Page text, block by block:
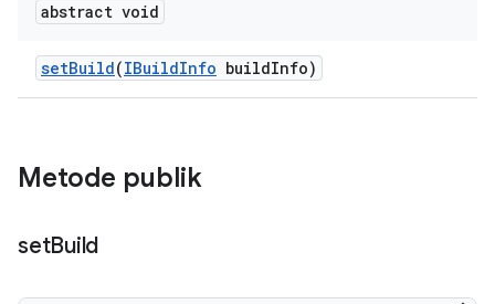
abstract void
setBuild(IBuildInfo buildInfo)
Metode publik
setBuild